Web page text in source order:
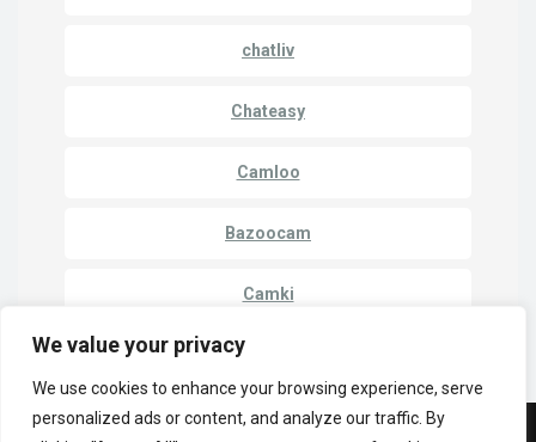
We value your privacy
We use cookies to enhance your browsing experience, serve
personalized ads or content, and analyze our traffic. By
chatliv
Chateasy
Camloo
Bazoocam
Camki